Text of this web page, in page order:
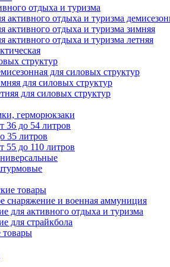
отдыха и туризма
активного отдыха и туризма
активного отдыха и туризма зимняя
активного отдыха и туризма летняя
структур
для силовых структур
для силовых структур
для силовых структур
герморюкзаки
36 до 54 литров
35 литров
55 до 110 литров
товары
снаряжение и военная аммуниция
для активного отдыха и туризма
для страйкбола